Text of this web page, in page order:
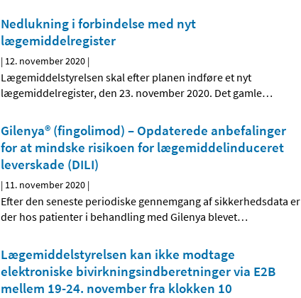
Nedlukning i forbindelse med nyt
lægemiddelregister
| 12. november 2020 |
Lægemiddelstyrelsen skal efter planen indføre et nyt
lægemiddelregister, den 23. november 2020. Det gamle…
Gilenya® (fingolimod) – Opdaterede anbefalinger
for at mindske risikoen for lægemiddelinduceret
leverskade (DILI)
| 11. november 2020 |
Efter den seneste periodiske gennemgang af sikkerhedsdata er
der hos patienter i behandling med Gilenya blevet…
Lægemiddelstyrelsen kan ikke modtage
elektroniske bivirkningsindberetninger via E2B
mellem 19-24. november fra klokken 10